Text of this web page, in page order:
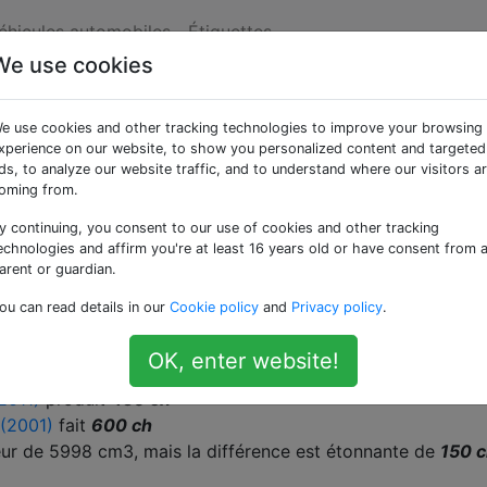
automobiles Étiquettes
désaccordent-
laraisonpourlaquelle lesfabricants réduisent les taux
un moteur pour produire moins de couple / puissance?
fait 600 ch
de 5998 cm3, mais la différence est étonnante de 150
use cookies
use cookies and other tracking technologies to improve your browsing
on our website, to show you personalized content and targeted
to analyze our website traffic, and to understand where our visitors
from.
continuing, you consent to our use of cookies and other tracking
and affirm you're at least 16 years old or have consent from a
or guardian.
can read details in our Cookie policy and Privacy policy.
OK, enter website!